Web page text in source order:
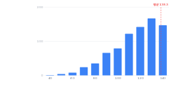
0
100
200
40 60 80 100 120 140
평균 138.3